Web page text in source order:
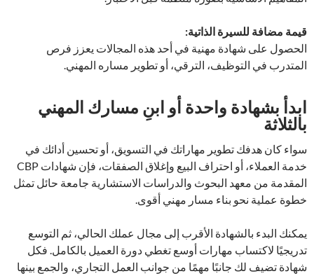
قيمة مضافة للسيرة الذاتية:
الحصول على شهادة مهنية في أحد هذه المجالات يعزز فرص
المتدرب في التوظيف، الترقي، أو تطوير مساره المهني.
ابدأ بشهادة واحدة أو ابنِ مسارك المهني
بالثلاثة
سواء كان هدفك تطوير مهاراتك في التسويق، أو تحسين أدائك في
خدمة العملاء، أو احتراف البيع وإغلاق الصفقات، فإن شهادات CBP
المقدمة من معهد البحوث والدراسات الاستشارية جامعة حائل تمثل
خطوة عملية نحو بناء مسار مهني أقوى.
يمكنك البدء بالشهادة الأقرب إلى مجال عملك الحالي، ثم التوسع
تدريجيًا لاكتساب مهارات أوسع تغطي دورة العميل بالكامل. فكل
شهادة تضيف لك جانبًا مهمًا من جوانب العمل التجاري، والجمع بينها